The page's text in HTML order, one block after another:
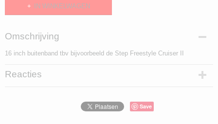
IN WINKELWAGEN
Omschrijving
16 inch buitenband tbv bijvoorbeeld de Step Freestyle Cruiser II
Reacties
Save